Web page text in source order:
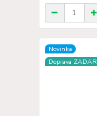
Novinka
Doprava